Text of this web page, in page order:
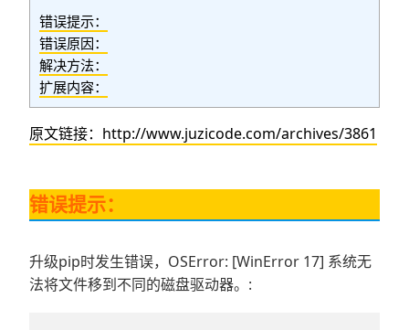
错误提示：
错误原因：
解决方法：
扩展内容：
原文链接：http://www.juzicode.com/archives/3861
错误提示：
升级pip时发生错误，OSError: [WinError 17] 系统无
法将文件移到不同的磁盘驱动器。: